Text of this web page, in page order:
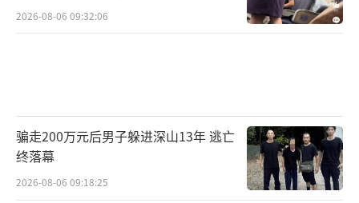
2026-08-06 09:32:06
骗走200万元后男子躲进深山13年 逃亡
终落幕
2026-08-06 09:18:25